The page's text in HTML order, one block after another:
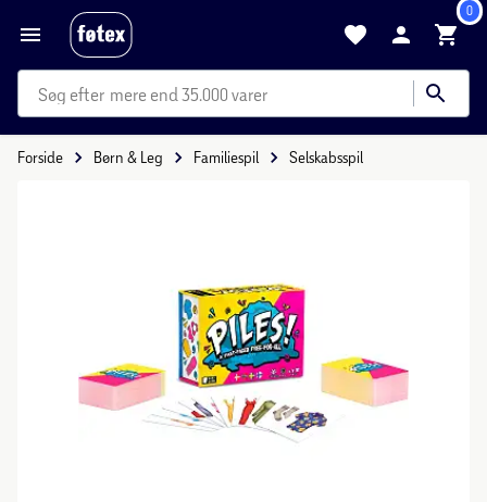
0
mere end 35.000 varer
Forside Børn & Leg Familiespil Selskabsspil